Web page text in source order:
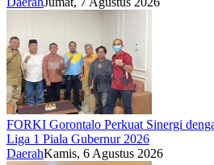
FORKI Gorontalo Perkuat Sinergi
Liga 1 Piala Gubernur 2026
DaerahKamis, 6 Agustus 2026